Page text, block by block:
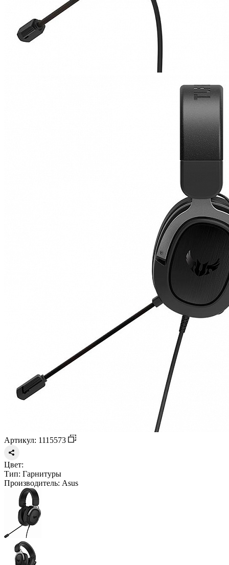
Артикул: 1115573
Цвет:
Тип: Гарнитуры
Производитель: Asus